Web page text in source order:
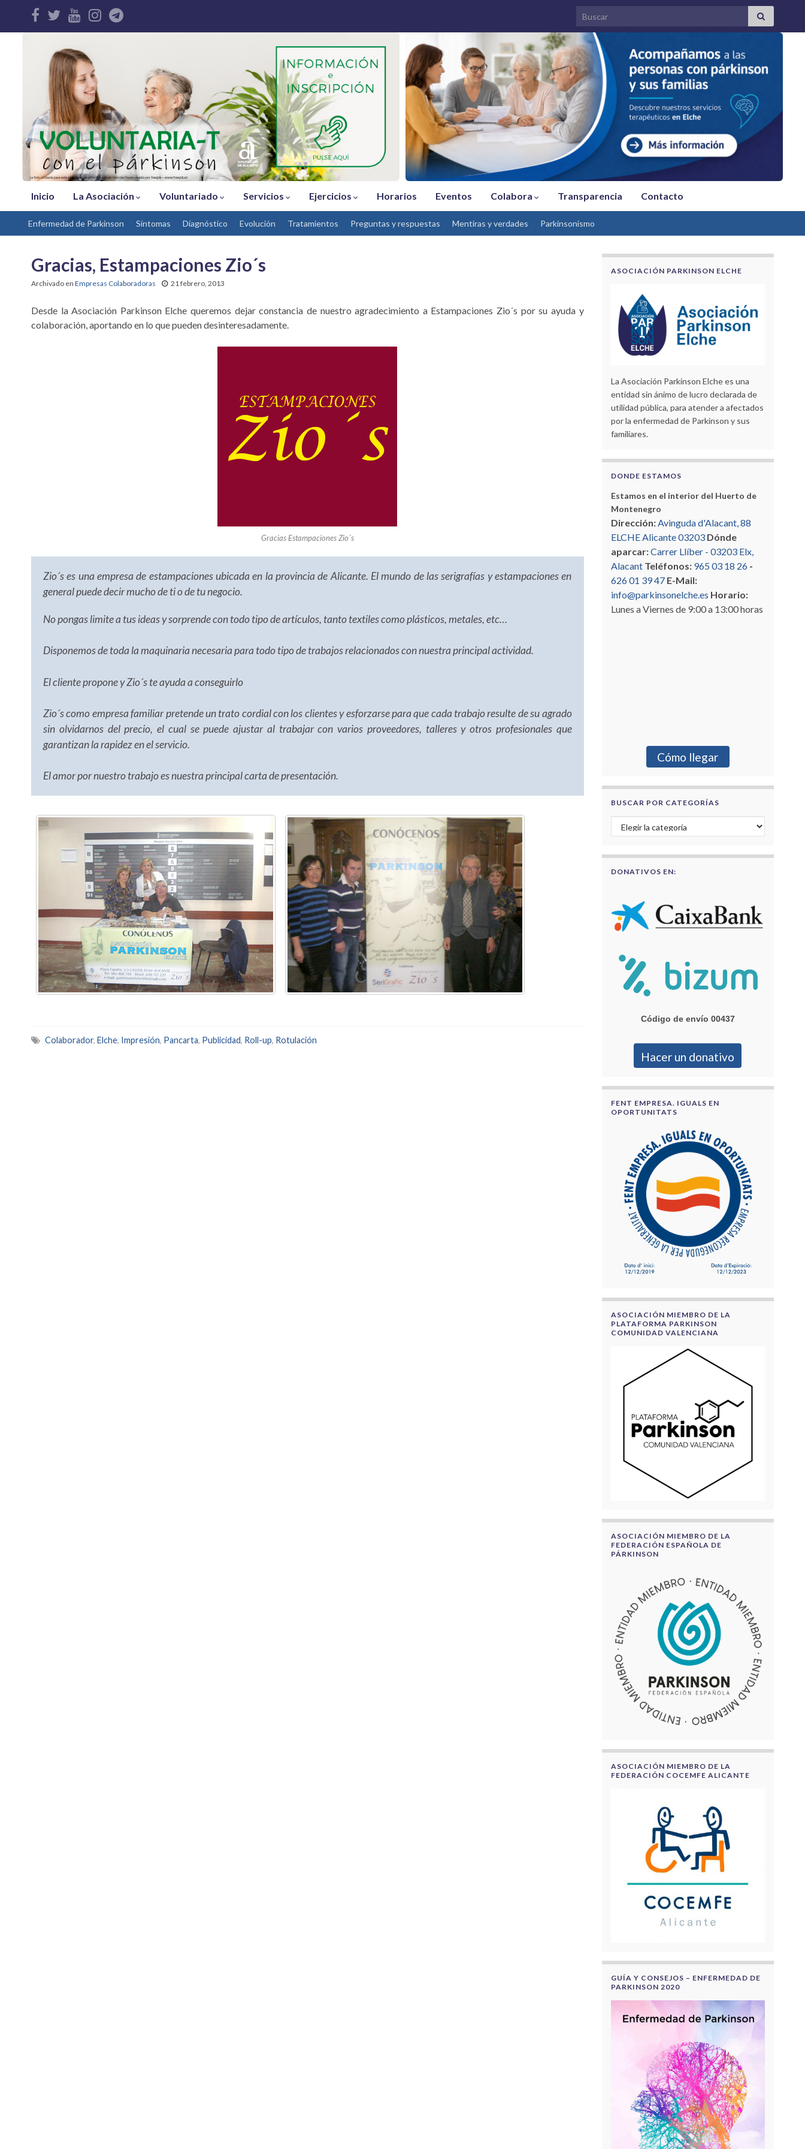
Search for:
Inicio La Asociación Voluntariado Servicios Ejercicios Horarios Eventos Colabora Transparencia Contacto
Enfermedad de Parkinson Síntomas Díagnóstico Evolución Tratamientos Preguntas y respuestas Mentiras y verdades Parkinsonismo
Gracias, Estampaciones Zio´s
Archivado en Empresas Colaboradoras 21 febrero, 2013
Desde la Asociación Parkinson Elche queremos dejar constancia de nuestro agradecimiento a Estampaciones Zio´s por su ayuda y
colaboración, aportando en lo que pueden desinteresadamente.
Gracias Estampaciones Zio´s
Zio´s es una empresa de estampaciones ubicada en la provincia de Alicante. El mundo de las serigrafías y estampaciones en
general puede decir mucho de ti o de tu negocio.
No pongas limite a tus ideas y sorprende con todo tipo de artículos, tanto textiles como plásticos, metales, etc…
Disponemos de toda la maquinaria necesaria para todo tipo de trabajos relacionados con nuestra principal actividad.
El cliente propone y Zio´s te ayuda a conseguirlo
Zio´s como empresa familiar pretende un trato cordial con los clientes y esforzarse para que cada trabajo resulte de su agrado
sin olvidarnos del precio, el cual se puede ajustar al trabajar con varios proveedores, talleres y otros profesionales que
garantizan la rapidez en el servicio.
El amor por nuestro trabajo es nuestra principal carta de presentación.
Colaborador, Elche, Impresión, Pancarta, Publicidad, Roll-up, Rotulación
ASOCIACIÓN PARKINSON ELCHE
La Asociación Parkinson Elche es una
entidad sin ánimo de lucro declarada de
utilidad pública, para atender a afectados
por la enfermedad de Parkinson y sus
familiares.
DONDE ESTAMOS
Estamos en el interior del Huerto de
Montenegro
Dirección:Avinguda d'Alacant, 88
ELCHE Alicante 03203 Dónde
aparcar:Carrer Llíber - 03203 Elx,
Alacant Teléfonos: 965 03 18 26-
626 01 39 47 E-Mail:
info@parkinsonelche.es Horario:
Lunes a Viernes de 9:00 a 13:00 horas
Cómo llegar
BUSCAR POR CATEGORÍAS
Buscar por categorías
DONATIVOS EN:
Código de envío 00437
Hacer un donativo
FENT EMPRESA. IGUALS EN
OPORTUNITATS
ASOCIACIÓN MIEMBRO DE LA
PLATAFORMA PARKINSON
COMUNIDAD VALENCIANA
ASOCIACIÓN MIEMBRO DE LA
FEDERACIÓN ESPAÑOLA DE
PÁRKINSON
ASOCIACIÓN MIEMBRO DE LA
FEDERACIÓN COCEMFE ALICANTE
GUÍA Y CONSEJOS – ENFERMEDAD DE
PARKINSON 2020